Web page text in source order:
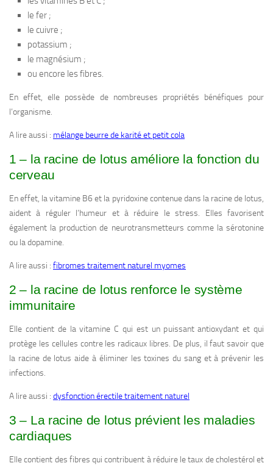
le fer ;
le cuivre ;
potassium ;
le magnésium ;
ou encore les fibres.
En effet, elle possède de nombreuses propriétés bénéfiques pour
l’organisme.
A lire aussi : mélange beurre de karité et petit cola
1 – la racine de lotus améliore la fonction du
cerveau
En effet, la vitamine B6 et la pyridoxine contenue dans la racine de lotus,
aident à réguler l’humeur et à réduire le stress. Elles favorisent
également la production de neurotransmetteurs comme la sérotonine
ou la dopamine.
A lire aussi : fibromes traitement naturel myomes
2 – la racine de lotus renforce le système
immunitaire
Elle contient de la vitamine C qui est un puissant antioxydant et qui
protège les cellules contre les radicaux libres. De plus, il faut savoir que
la racine de lotus aide à éliminer les toxines du sang et à prévenir les
infections.
A lire aussi : dysfonction érectile traitement naturel
3 – La racine de lotus prévient les maladies
cardiaques
Elle contient des fibres qui contribuent à réduire le taux de cholestérol et